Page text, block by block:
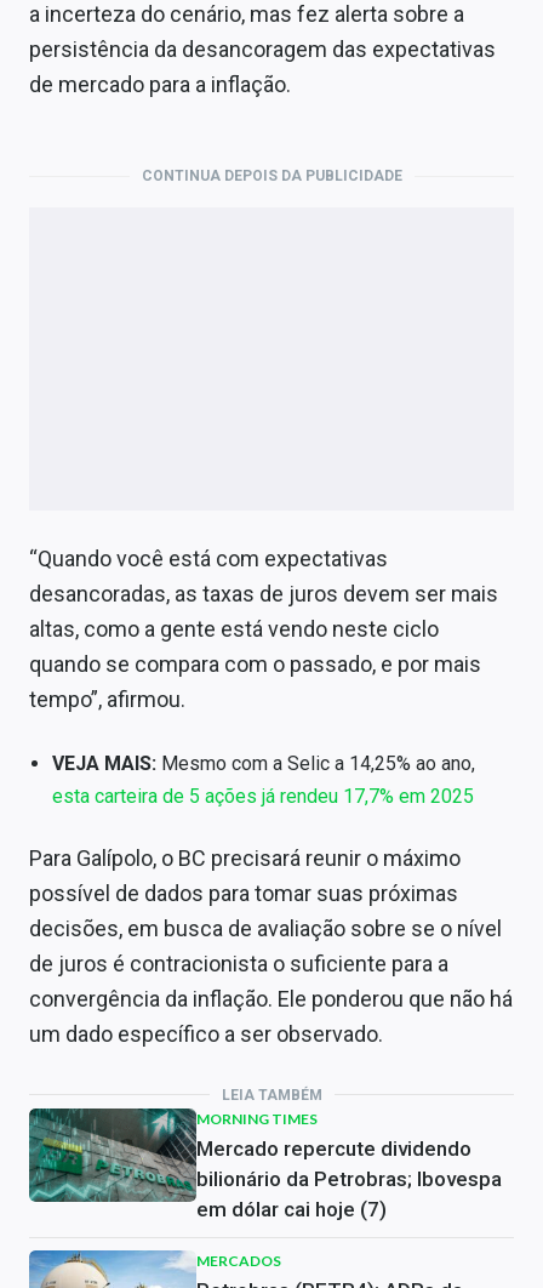
a incerteza do cenário, mas fez alerta sobre a
persistência da desancoragem das expectativas
de mercado para a inflação.
CONTINUA DEPOIS DA PUBLICIDADE
“Quando você está com expectativas
desancoradas, as taxas de juros devem ser mais
altas, como a gente está vendo neste ciclo
quando se compara com o passado, e por mais
tempo”, afirmou.
VEJA MAIS: Mesmo com a Selic a 14,25% ao ano,
esta carteira de 5 ações já rendeu 17,7% em 2025
Para Galípolo, o BC precisará reunir o máximo
possível de dados para tomar suas próximas
decisões, em busca de avaliação sobre se o nível
de juros é contracionista o suficiente para a
convergência da inflação. Ele ponderou que não há
um dado específico a ser observado.
LEIA TAMBÉM
MORNING TIMES
Mercado repercute dividendo
bilionário da Petrobras; Ibovespa
em dólar cai hoje (7)
MERCADOS